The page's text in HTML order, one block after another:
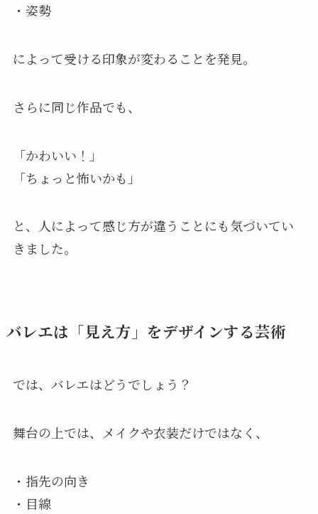
・姿勢
によって受ける印象が変わることを発見。
さらに同じ作品でも、
「かわいい！」
「ちょっと怖いかも」
と、人によって感じ方が違うことにも気づいてい
きました。
バレエは「見え方」をデザインする芸術
では、バレエはどうでしょう？
舞台の上では、メイクや衣装だけではなく、
・指先の向き
・目線